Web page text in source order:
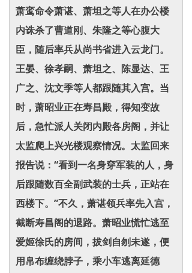
萧鸾命令萧谌、萧坦之等人在办公楼
内诛杀了曹道刚、朱隆之等心腹大
臣，随后率兵从尚书省进入云龙门。
王晏、徐孝嗣、萧坦之、陈显达、王
广之、沈文季等人都跟随其入宫。当
时，萧昭业正在寿昌殿，得知变故
后，急忙派人关闭内殿各房阁，并让
太监爬上兴光楼观察情况。太监回来
报告说：“看到一名身穿军装的人，身
后跟随数百全副武装的士兵，正站在
西楼下。”不久，萧谌领兵率先入宫，
截断寿昌阁的退路。萧昭业慌忙逃至
爱姬徐氏的房间，拔剑自刎未遂，便
用帛布缠绕脖子，乘小车逃离延德